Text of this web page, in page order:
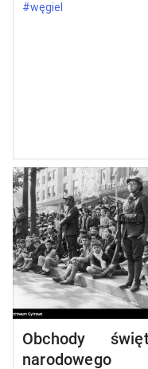
#węgiel
Obchody
narodowego